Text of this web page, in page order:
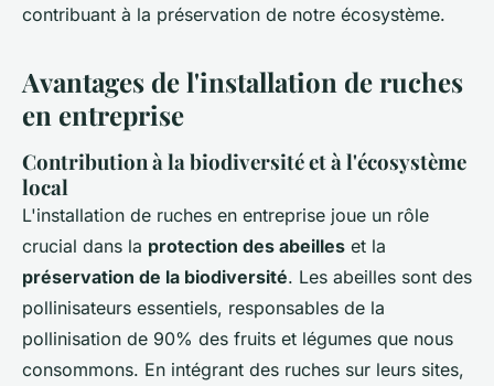
contribuant à la préservation de notre écosystème.
Avantages de l'installation de ruches
en entreprise
Contribution à la biodiversité et à l'écosystème
local
L'installation de ruches en entreprise joue un rôle
crucial dans la protection des abeilles et la
préservation de la biodiversité. Les abeilles sont des
pollinisateurs essentiels, responsables de la
pollinisation de 90% des fruits et légumes que nous
consommons. En intégrant des ruches sur leurs sites,